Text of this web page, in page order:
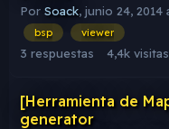
Por Soack, junio 24, 2014
bsp viewer
3 respuestas 4,4k visitas
[Herramienta de
generator